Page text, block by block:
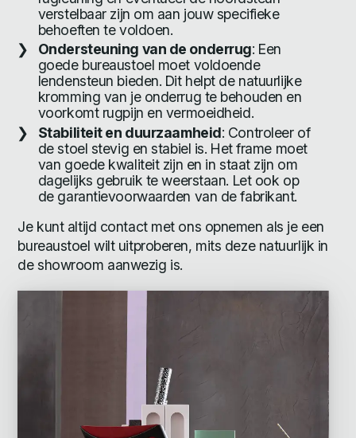
verstelbaar zijn om aan jouw specifieke
behoeften te voldoen.
Ondersteuning van de onderrug: Een
goede bureaustoel moet voldoende
lendensteun bieden. Dit helpt de natuurlijke
kromming van je onderrug te behouden en
voorkomt rugpijn en vermoeidheid.
Stabiliteit en duurzaamheid: Controleer of
de stoel stevig en stabiel is. Het frame moet
van goede kwaliteit zijn en in staat zijn om
dagelijks gebruik te weerstaan. Let ook op
de garantievoorwaarden van de fabrikant.
Je kunt altijd contact met ons opnemen als je een
bureaustoel wilt uitproberen, mits deze natuurlijk in
de showroom aanwezig is.